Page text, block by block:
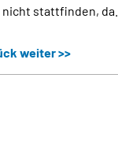
stattfinden, da...
weiter >>